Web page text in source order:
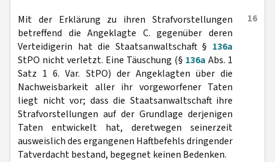
16
Mit der Erklärung zu ihren Strafvorstellungen
betreffend die Angeklagte C. gegenüber deren
Verteidigerin hat die Staatsanwaltschaft § 136a
StPO nicht verletzt. Eine Täuschung (§ 136a Abs. 1
Satz 1 6. Var. StPO) der Angeklagten über die
Nachweisbarkeit aller ihr vorgeworfener Taten
liegt nicht vor; dass die Staatsanwaltschaft ihre
Strafvorstellungen auf der Grundlage derjenigen
Taten entwickelt hat, deretwegen seinerzeit
ausweislich des ergangenen Haftbefehls dringender
Tatverdacht bestand, begegnet keinen Bedenken.